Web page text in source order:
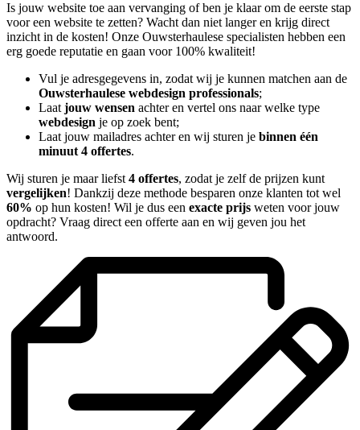
Is jouw website toe aan vervanging of ben je klaar om de eerste stap
voor een website te zetten? Wacht dan niet langer en krijg direct
inzicht in de kosten! Onze Ouwsterhaulese specialisten hebben een
erg goede reputatie en gaan voor 100% kwaliteit!
Vul je adresgegevens in, zodat wij je kunnen matchen aan de
Ouwsterhaulese webdesign professionals;
Laat jouw wensen achter en vertel ons naar welke type
webdesign je op zoek bent;
Laat jouw mailadres achter en wij sturen je binnen één
minuut 4 offertes.
Wij sturen je maar liefst 4 offertes, zodat je zelf de prijzen kunt
vergelijken! Dankzij deze methode besparen onze klanten tot wel
60% op hun kosten! Wil je dus een exacte prijs weten voor jouw
opdracht? Vraag direct een offerte aan en wij geven jou het
antwoord.